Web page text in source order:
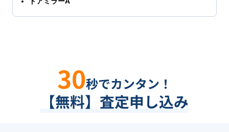
30秒でカンタン！
【無料】査定申し込み